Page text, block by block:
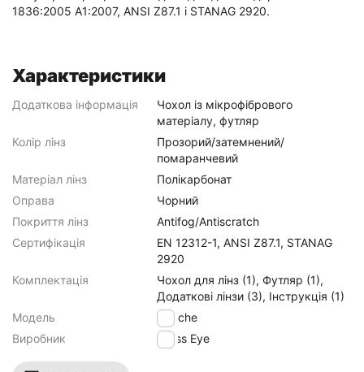
1836:2005 A1:2007, ANSI Z87.1 і STANAG 2920.
Характеристики
Додаткова інформація
Чохол із мікрофібрового
матеріалу, футляр
Колір лінз
Прозорий/затемнений/
помаранчевий
Матеріал лінз
Полікарбонат
Оправа
Чорний
Покриття лінз
Antifog/Antiscratch
Сертифікація
EN 12312-1, ANSI Z87.1, STANAG
2920
Комплектація
Чохол для лінз (1), Футляр (1),
Додаткові лінзи (3), Інструкція (1)
Модель
Apache
Виробник
Swiss Eye